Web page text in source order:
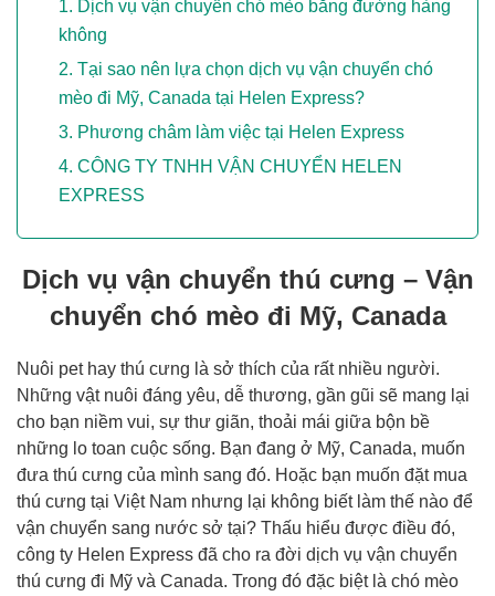
Dịch vụ vận chuyển chó mèo bằng đường hàng
không
Tại sao nên lựa chọn dịch vụ vận chuyển chó
mèo đi Mỹ, Canada tại Helen Express?
Phương châm làm việc tại Helen Express
CÔNG TY TNHH VẬN CHUYỂN HELEN
EXPRESS
Dịch vụ vận chuyển thú cưng – Vận
chuyển chó mèo đi Mỹ, Canada
Nuôi pet hay thú cưng là sở thích của rất nhiều người.
Những vật nuôi đáng yêu, dễ thương, gần gũi sẽ mang lại
cho bạn niềm vui, sự thư giãn, thoải mái giữa bộn bề
những lo toan cuộc sống. Bạn đang ở Mỹ, Canada, muốn
đưa thú cưng của mình sang đó. Hoặc bạn muốn đặt mua
thú cưng tại Việt Nam nhưng lại không biết làm thế nào để
vận chuyển sang nước sở tại? Thấu hiểu được điều đó,
công ty Helen Express đã cho ra đời dịch vụ vận chuyển
thú cưng đi Mỹ và Canada. Trong đó đặc biệt là chó mèo